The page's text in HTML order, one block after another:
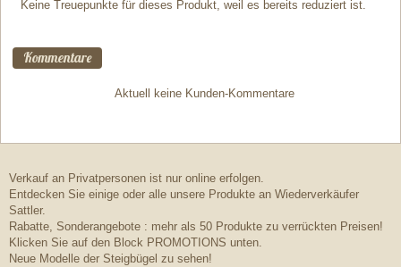
Keine Treuepunkte für dieses Produkt, weil es bereits reduziert ist.
Kommentare
Aktuell keine Kunden-Kommentare
Verkauf an Privatpersonen ist nur online erfolgen.
Entdecken Sie einige oder alle unsere Produkte an Wiederverkäufer
Sattler.
Rabatte, Sonderangebote : mehr als 50 Produkte zu verrückten Preisen!
Klicken Sie auf den Block PROMOTIONS unten.
Neue Modelle der Steigbügel zu sehen!